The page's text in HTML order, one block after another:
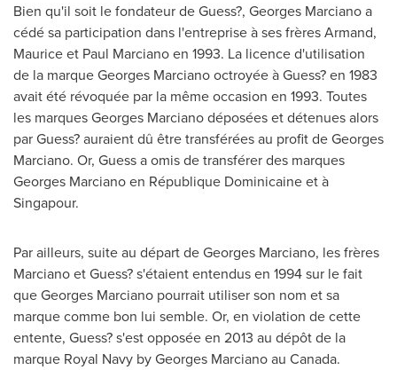
Bien qu'il soit le fondateur de Guess?, Georges Marcianoa
cédé sa participation dans l'entreprise à ses frères Armand,
Maurice et Paul Marcianoen 1993. La licence d'utilisation
de la marqueGeorges Marcianooctroyée à Guess? en 1983
avait été révoquée par la même occasion en 1993. Toutes
les marquesGeorges Marcianodéposées et détenues alors
par Guess? auraient dû être transférées au profit deGeorges
Marciano. Or, Guess a omis de transférer des marques
Georges Marcianoen République Dominicaine et à
Singapour.
Par ailleurs, suite au départ deGeorges Marciano, les frères
Marciano et Guess? s'étaient entendus en 1994 sur le fait
queGeorges Marciano pourrait utiliser son nom et sa
marque comme bon lui semble. Or, en violation de cette
entente, Guess? s'est opposée en 2013 au dépôt de la
marque Royal Navy byGeorges Marcianoau Canada.